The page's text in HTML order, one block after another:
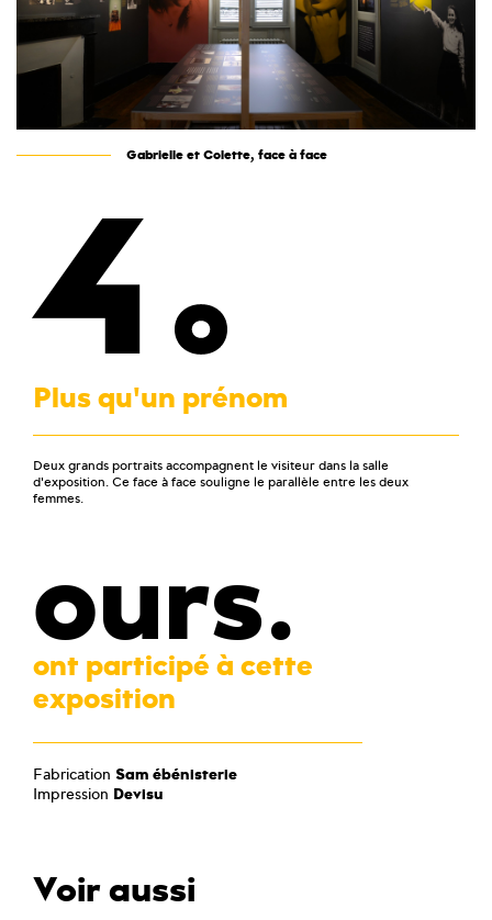
Gabrielle et Colette, face à face
4
Plus qu'un prénom
Deux grands portraits accompagnent le visiteur dans la salle
d'exposition. Ce face à face souligne le parallèle entre les deux
femmes.
ours.
ont participé à cette
exposition
Fabrication Sam ébénisterie
Impression Devisu
Voir aussi